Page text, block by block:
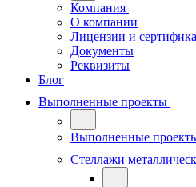
Компания
О компании
Лицензии и
Документы
Реквизиты
Блог
Выполненные проекты
Выполненные
Стеллажи